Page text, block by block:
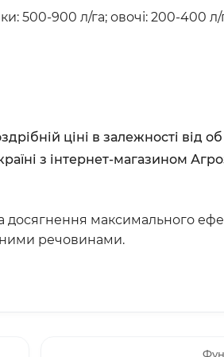
500-900 л/га; овочі: 200-400 л/
ціні в залежності від
з інтернет-магазином
досягнення максимального
речовинами.